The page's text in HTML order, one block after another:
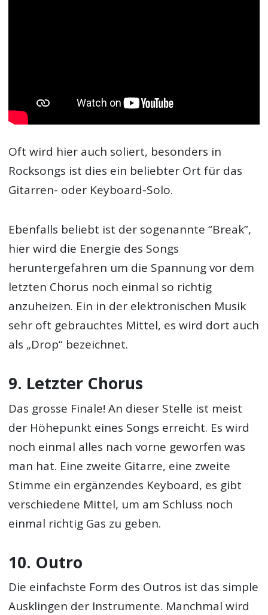
Oft wird hier auch soliert, besonders in
Rocksongs ist dies ein beliebter Ort für das
Gitarren- oder Keyboard-Solo.
Ebenfalls beliebt ist der sogenannte “Break”,
hier wird die Energie des Songs
heruntergefahren um die Spannung vor dem
letzten Chorus noch einmal so richtig
anzuheizen. Ein in der elektronischen Musik
sehr oft gebrauchtes Mittel, es wird dort auch
als „Drop“ bezeichnet.
9. Letzter Chorus
Das grosse Finale! An dieser Stelle ist meist
der Höhepunkt eines Songs erreicht. Es wird
noch einmal alles nach vorne geworfen was
man hat. Eine zweite Gitarre, eine zweite
Stimme ein ergänzendes Keyboard, es gibt
verschiedene Mittel, um am Schluss noch
einmal richtig Gas zu geben.
10. Outro
Die einfachste Form des Outros ist das simple
Ausklingen der Instrumente. Manchmal wird